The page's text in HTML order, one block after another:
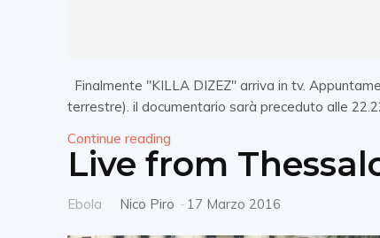
Finalmente "KILLA DIZEZ" arriva in tv.
terrestre). il documentario sarà preceduto alle
Continue reading
Live from
Ebola Nico Piro - 17 Marzo 2016